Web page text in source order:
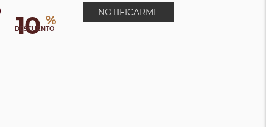
10 %
DESCUENTO
NOTIFICARME